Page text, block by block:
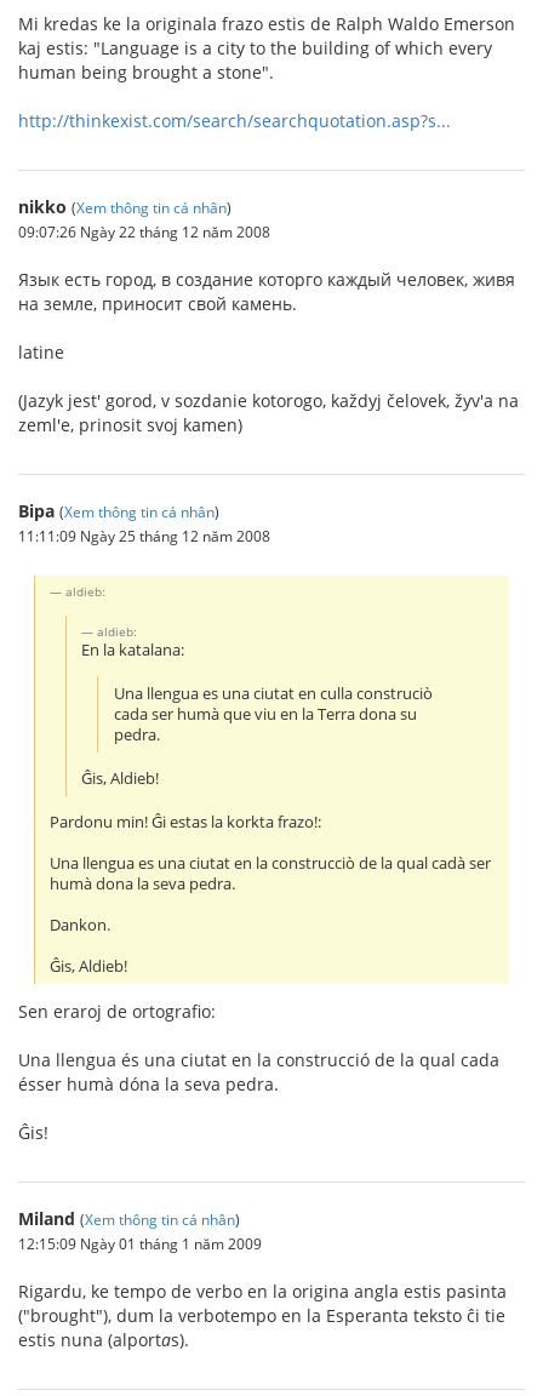
Mi kredas ke la originala frazo estis de Ralph Waldo Emerson
kaj estis: "Language is a city to the building of which every
human being brought a stone".
http://thinkexist.com/search/searchquotation.asp?s...
nikko (Xem thông tin cá nhân)
09:07:26 Ngày 22 tháng 12 năm 2008
Язык есть город, в создание которго каждый человек, живя
на земле, приносит свой камень.
latine
(Jazyk jest' gorod, v sozdanie kotorogo, každyj čelovek, žyv'a na
zeml'e, prinosit svoj kamen)
Bipa (Xem thông tin cá nhân)
11:11:09 Ngày 25 tháng 12 năm 2008
aldieb:
aldieb:
En la katalana:
Una llengua es una ciutat en culla construciò
cada ser humà que viu en la Terra dona su
pedra.
Ĝis, Aldieb!
Pardonu min! Ĝi estas la korkta frazo!:
Una llengua es una ciutat en la construcciò de la qual cadà ser
humà dona la seva pedra.
Dankon.
Ĝis, Aldieb!
Sen eraroj de ortografio:
Una llengua és una ciutat en la construcció de la qual cada
ésser humà dóna la seva pedra.
Ĝis!
Miland (Xem thông tin cá nhân)
12:15:09 Ngày 01 tháng 1 năm 2009
Rigardu, ke tempo de verbo en la origina angla estis pasinta
("brought"), dum la verbotempo en la Esperanta teksto ĉi tie
estis nuna (alportas).